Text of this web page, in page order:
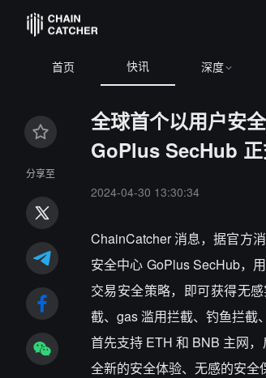
首页 快讯 深度
分享至
全球首个以用户安
GoPlus SecHub
2024-04-30 13:30:34
ChainCatcher 消息，据官方
安全中心 GoPlus SecHub，
交易安全策略，即可获得无
截、gas 滥用拦截、钓鱼拦截
首先支持 ETH 和 BNB 主网
全新的安全体验、无感的安全